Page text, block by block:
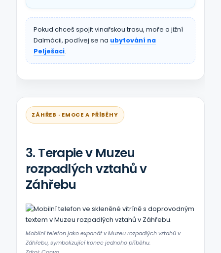
Pokud chceš spojit vinařskou trasu, moře a jižní
Dalmácii, podívej se na ubytování na
Pelješaci.
ZÁHŘEB · EMOCE A PŘÍBĚHY
3. Terapie v Muzeu
rozpadlých vztahů v
Záhřebu
Mobilní telefon jako exponát v Muzeu rozpadlých vztahů v
Záhřebu, symbolizující konec jednoho příběhu.